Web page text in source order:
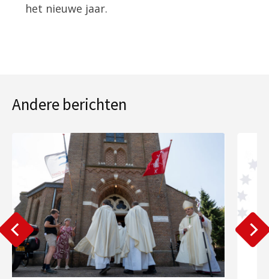
het nieuwe jaar.
Andere berichten